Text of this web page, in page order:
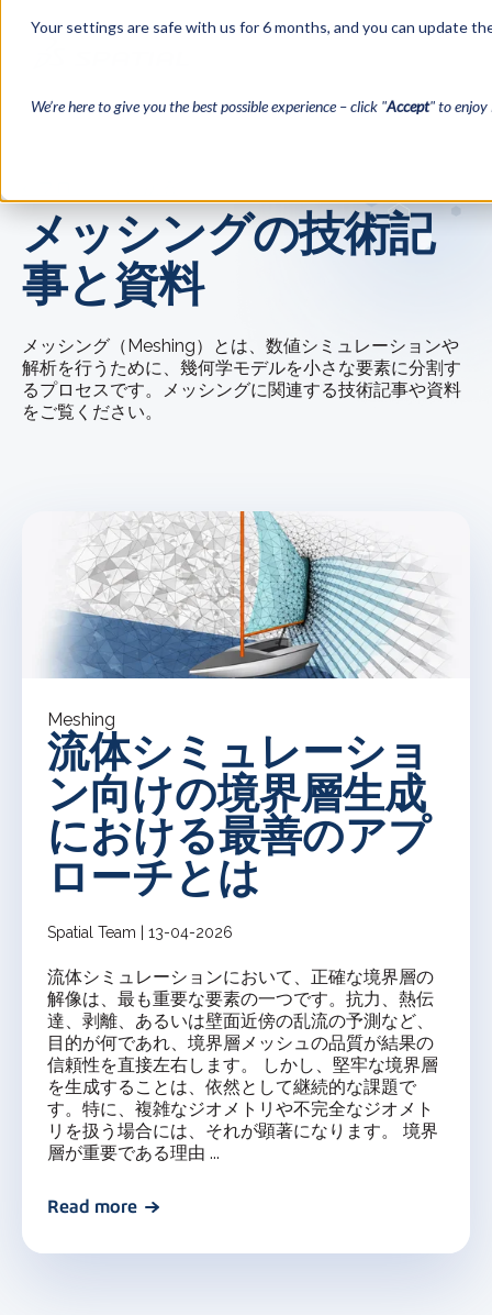
Your settings are safe with us for 6 months, and you can update
We’re here to give you the best possible experience – click "Accept" to
メッシングの技術記
事と資料
メッシング（Meshing）とは、数値シミュレーションや
解析を行うために、幾何学モデルを小さな要素に分割す
るプロセスです。メッシングに関連する技術記事や資料
をご覧ください。
Meshing
流体シミュレーショ
ン向けの境界層生成
における最善のアプ
ローチとは
Spatial Team | 13-04-2026
流体シミュレーションにおいて、正確な境界層の
解像は、最も重要な要素の一つです。抗力、熱伝
達、剥離、あるいは壁面近傍の乱流の予測など、
目的が何であれ、境界層メッシュの品質が結果の
信頼性を直接左右します。 しかし、堅牢な境界層
を生成することは、依然として継続的な課題で
す。特に、複雑なジオメトリや不完全なジオメト
リを扱う場合には、それが顕著になります。 境界
層が重要である理由 ...
Read more